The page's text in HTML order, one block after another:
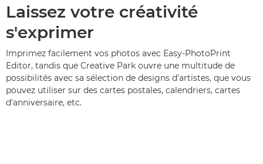
Laissez votre créativité
s'exprimer
Imprimez facilement vos photos avec Easy-PhotoPrint
Editor, tandis que Creative Park ouvre une multitude de
possibilités avec sa sélection de designs d'artistes, que vous
pouvez utiliser sur des cartes postales, calendriers, cartes
d'anniversaire, etc.